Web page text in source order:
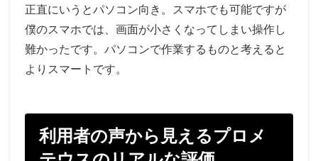
正直にいうとパソコン向き。スマホでも可能ですが
僕のスマホでは、画面が小さくなってしまい操作し
難かったです。パソコンで作業するものと考えると
よりスマートです。
利用者の声から見えるプロメ